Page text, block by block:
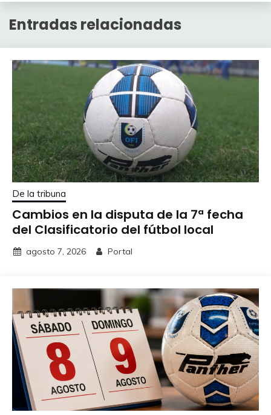
Entradas relacionadas
De la tribuna
Cambios en la disputa de la 7ª fecha
del Clasificatorio del fútbol local
agosto 7, 2026 Portal